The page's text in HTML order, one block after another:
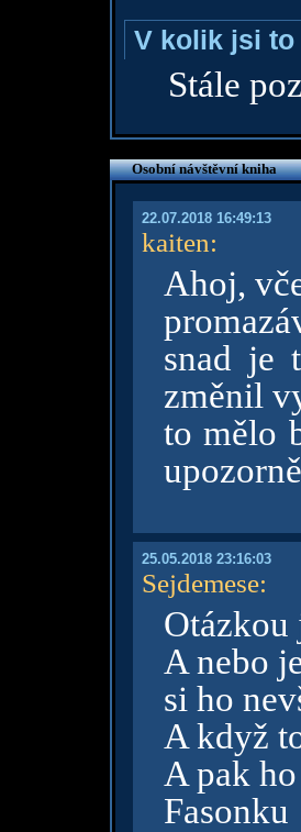
V kolik jsi to
Stále
Osobní návštěvní kniha
22.07.2018 16:49:13
kaiten:
Ahoj,
snad je
změnil
to mělo
25.05.2018 23:16:03
Sejdemese:
Otázkou
A nebo
si ho
A když
A pak
Fasonku